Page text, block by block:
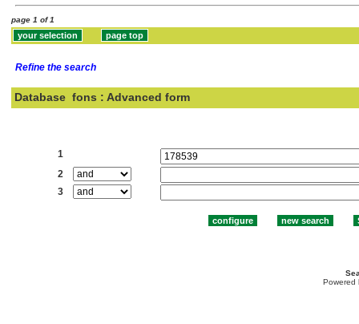
page 1 of 1
Refine the search
Database fons : Advanced form
1
2
3